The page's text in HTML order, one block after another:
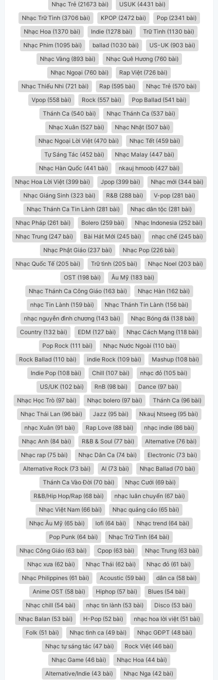
Nhạc Trẻ (21673 bài)
USUK (4431 bài)
Nhạc Trữ Tình (3706 bài)
KPOP (2472 bài)
Pop (2341 bài)
Nhạc Hoa (1370 bài)
Indie (1278 bài)
Trữ Tình (1130 bài)
Nhạc Phim (1095 bài)
ballad (1030 bài)
US-UK (903 bài)
Nhạc Vàng (893 bài)
Nhạc Quê Hương (760 bài)
Nhạc Ngoại (760 bài)
Rap Việt (726 bài)
Nhạc Thiếu Nhi (721 bài)
Rap (595 bài)
Nhạc Trẻ (570 bài)
Vpop (558 bài)
Rock (557 bài)
Pop Ballad (541 bài)
Thánh Ca (540 bài)
Nhạc Thánh Ca (537 bài)
Nhạc Xuân (527 bài)
Nhạc Nhật (507 bài)
Nhạc Ngoại Lời Việt (470 bài)
Nhạc Tết (459 bài)
Tự Sáng Tác (452 bài)
Nhạc Malay (447 bài)
Nhạc Hàn Quốc (441 bài)
nkauj hmoob (427 bài)
Nhạc Hoa Lời Việt (399 bài)
Jpop (399 bài)
Nhạc mới (344 bài)
Nhạc Giáng Sinh (323 bài)
R&B (288 bài)
V-pop (281 bài)
Nhạc Thánh Ca Tin Lành (281 bài)
Nhạc dân tộc (281 bài)
Nhạc Pháp (261 bài)
Bolero (259 bài)
Nhạc Indonesia (252 bài)
Nhạc Trung (247 bài)
Bài Hát Mới (245 bài)
nhạc chế (245 bài)
Nhạc Phật Giáo (237 bài)
Nhạc Pop (226 bài)
Nhạc Quốc Tế (205 bài)
Trữ tình (205 bài)
Nhạc Noel (203 bài)
OST (198 bài)
Âu Mỹ (183 bài)
Nhạc Thánh Ca Công Giáo (163 bài)
Nhạc Hàn (162 bài)
nhạc Tin Lành (159 bài)
Nhạc Thánh Tin Lành (156 bài)
nhạc nguyễn đình chương (143 bài)
Nhạc Bóng đá (138 bài)
Country (132 bài)
EDM (127 bài)
Nhạc Cách Mạng (118 bài)
Pop Rock (111 bài)
Nhạc Nước Ngoài (110 bài)
Rock Ballad (110 bài)
indie Rock (109 bài)
Mashup (108 bài)
Indie Pop (108 bài)
Chill (107 bài)
nhạc đỏ (105 bài)
US/UK (102 bài)
RnB (98 bài)
Dance (97 bài)
Nhạc Học Trò (97 bài)
Nhạc bolero (97 bài)
Thánh Ca (96 bài)
Nhạc Thái Lan (96 bài)
Jazz (95 bài)
Nkauj Ntseeg (95 bài)
nhạc Xuân (91 bài)
Rap Love (88 bài)
nhạc indie (86 bài)
Nhạc Anh (84 bài)
R&B & Soul (77 bài)
Alternative (76 bài)
Nhạc rap (75 bài)
Nhạc Dân Ca (74 bài)
Electronic (73 bài)
Alternative Rock (73 bài)
AI (73 bài)
Nhạc Ballad (70 bài)
Thánh Ca Vào Đời (70 bài)
Nhạc Cưới (69 bài)
R&B/Hip Hop/Rap (68 bài)
nhạc luân chuyển (67 bài)
Nhạc Việt Nam (66 bài)
Nhạc quảng cáo (65 bài)
Nhạc Âu Mỹ (65 bài)
lofi (64 bài)
Nhạc trend (64 bài)
Pop Punk (64 bài)
Nhạc Trữ Tình (64 bài)
Nhạc Công Giáo (63 bài)
Cpop (63 bài)
Nhạc Trung (63 bài)
Nhạc xưa (62 bài)
Nhạc Thái (62 bài)
Nhạc đỏ (61 bài)
Nhạc Philippines (61 bài)
Acoustic (59 bài)
dân ca (58 bài)
Anime OST (58 bài)
Hiphop (57 bài)
Blues (54 bài)
Nhạc chill (54 bài)
nhạc tin lành (53 bài)
Disco (53 bài)
Nhạc Balan (53 bài)
H-Pop (52 bài)
nhạc hoa lời việt (51 bài)
Folk (51 bài)
Nhạc tình ca (49 bài)
Nhạc GĐPT (48 bài)
Nhạc tự sáng tác (47 bài)
Rock Việt (46 bài)
Nhạc Game (46 bài)
Nhạc Hoa (44 bài)
Alternative/Indie (43 bài)
Nhạc Nga (42 bài)